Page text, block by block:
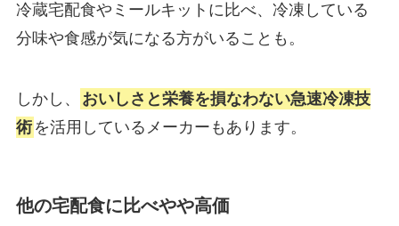
冷蔵宅配食やミールキットに比べ、冷凍している
分味や食感が気になる方がいることも。
しかし、
おいしさと栄養を損なわない急速冷凍技
術 を活用しているメーカーもあります。
他の宅配食に比べやや高価